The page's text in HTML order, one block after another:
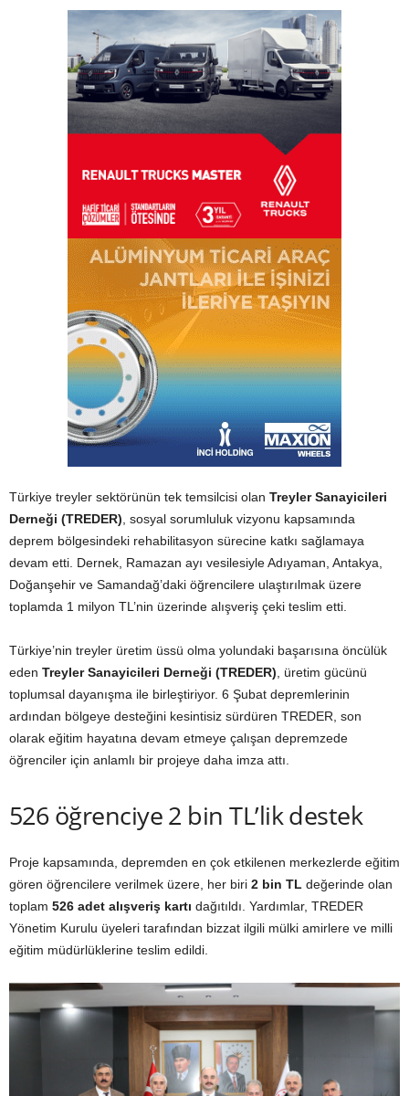
Türkiye treyler sektörünün tek temsilcisi olan Treyler Sanayicileri
Derneği (TREDER) , sosyal sorumluluk vizyonu kapsamında
deprem bölgesindeki rehabilitasyon sürecine katkı sağlamaya
devam etti. Dernek, Ramazan ayı vesilesiyle Adıyaman, Antakya,
Doğanşehir ve Samandağ’daki öğrencilere ulaştırılmak üzere
toplamda 1 milyon TL’nin üzerinde alışveriş çeki teslim etti.
Türkiye’nin treyler üretim üssü olma yolundaki başarısına öncülük
eden Treyler Sanayicileri Derneği (TREDER) , üretim gücünü
toplumsal dayanışma ile birleştiriyor. 6 Şubat depremlerinin
ardından bölgeye desteğini kesintisiz sürdüren TREDER, son
olarak eğitim hayatına devam etmeye çalışan depremzede
öğrenciler için anlamlı bir projeye daha imza attı.
526 öğrenciye 2 bin TL’lik destek
Proje kapsamında, depremden en çok etkilenen merkezlerde eğitim
gören öğrencilere verilmek üzere, her biri 2 bin TL değerinde olan
toplam 526 adet alışveriş kartı dağıtıldı. Yardımlar, TREDER
Yönetim Kurulu üyeleri tarafından bizzat ilgili mülki amirlere ve milli
eğitim müdürlüklerine teslim edildi.